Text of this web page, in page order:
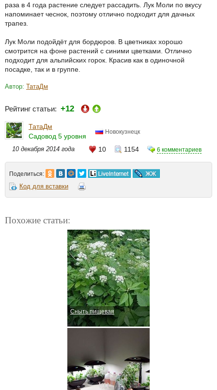
раза в 4 года растение следует рассадить. Лук Моли по вкусу
напоминает чеснок, поэтому отлично подходит для дачных
трапез.
Лук Моли подойдёт для бордюров. В цветниках хорошо
смотрится на фоне растений с синими цветками. Отлично
подходит для альпийских горок. Красив как в одиночной
посадке, так и в группе.
Автор: ТатаДм
Рейтинг статьи: +12
ТатаДм
Садовод 5 уровня
Новокузнецк
10 декабря 2014 года 10 1154 6 комментариев
Поделиться:
Код для вставки
Похожие статьи:
Сныть пищевая